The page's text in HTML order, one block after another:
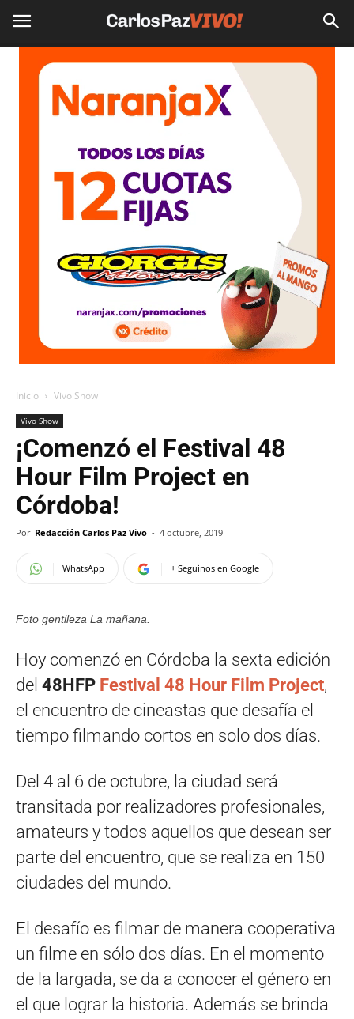
Inicio Vivo Show
Vivo Show
¡Comenzó el Festival 48
Hour Film Project en
Córdoba!
Por Redacción Carlos Paz Vivo - 4 octubre, 2019
WhatsApp + Seguinos en Google
Foto gentileza La mañana.
Hoy comenzó en Córdoba la sexta edición
del 48HFP Festival 48 Hour Film Project,
el encuentro de cineastas que desafía el
tiempo filmando cortos en solo dos días.
Del 4 al 6 de octubre, la ciudad será
transitada por realizadores profesionales,
amateurs y todos aquellos que desean ser
parte del encuentro, que se realiza en 150
ciudades del mundo.
El desafío es filmar de manera cooperativa
un filme en sólo dos días. En el momento
de la largada, se da a conocer el género en
el que lograr la historia. Además se brinda